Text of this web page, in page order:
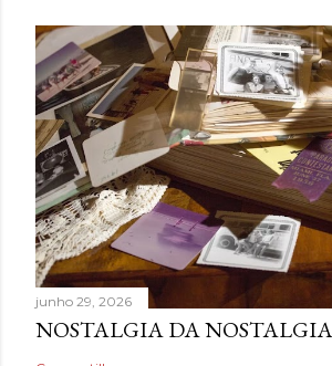
junho 29, 2026
NOSTALGIA DA NOSTALGIA